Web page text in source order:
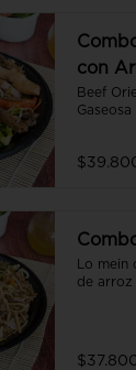
con
Beef
Lo
de arroz